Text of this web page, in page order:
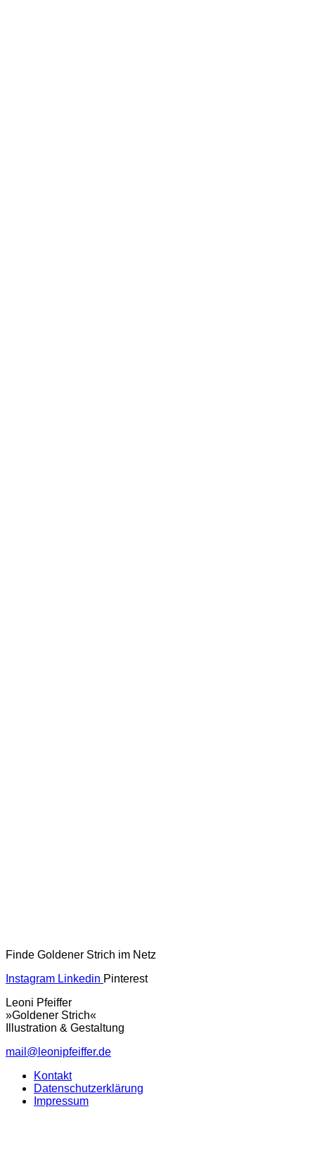
Finde Goldener Strich im Netz
Instagram Linkedin Pinterest
Leoni Pfeiffer
»Goldener Strich«
Illustration & Gestaltung
mail@leonipfeiffer.de
Kontakt
Datenschutzerklärung
Impressum